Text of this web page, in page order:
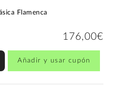
Flamenca
176,00€
Añadir y usar cupón